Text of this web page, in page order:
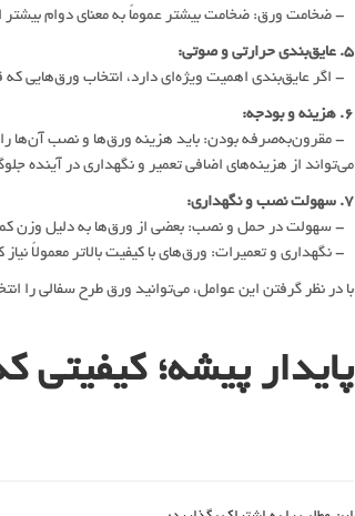
- ضخامت ورق: ضخامت بیشتر عموماً به معنای دوام بیشتر
5. عایق‌بندی حرارتی و صوتی:
- اگر عایق‌بندی اهمیت ویژه‌ای دارد، انتخاب ورق‌هایی
6. هزینه و بودجه:
- مقرون‌به‌صرفه بودن: باید هزینه ورق‌ها و نصب آن‌ها را
می‌تواند از هزینه‌های اضافی تعمیر و نگهداری در آینده
7. سهولت نصب و نگهداری:
- سهولت در حمل و نصب: بعضی از ورق‌ها به دلیل وزن
- نگهداری و تعمیرات: ورق‌های با کیفیت بالاتر معمولاً
با در نظر گرفتن این عوامل، می‌توانید ورق طرح سفالی را
پایدار پیشه؛ کیفیتی